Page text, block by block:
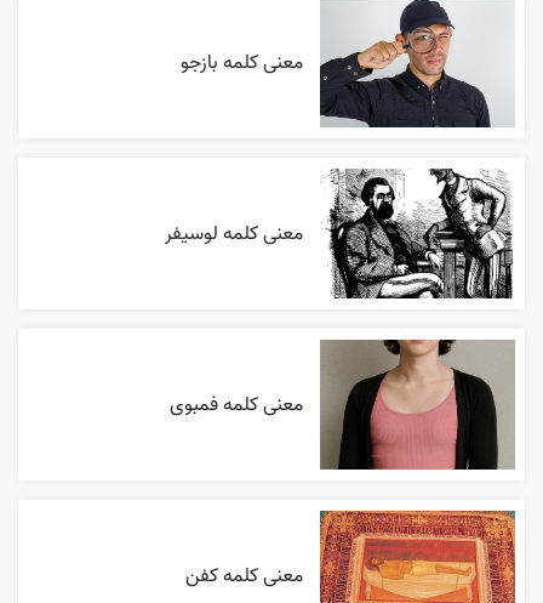
معنی کلمه بازجو
معنی کلمه لوسیفر
معنی کلمه فمبوی
معنی کلمه کفن